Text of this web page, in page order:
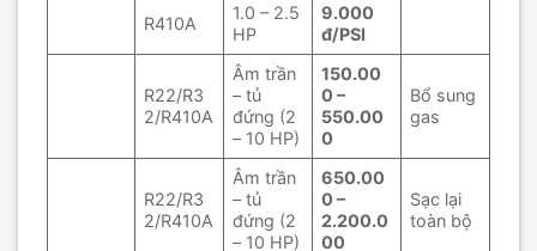
R410A
1.0 – 2.5
HP
9.000
đ/PSI
R22/R3
2/R410A
Âm trần
– tủ
đứng (2
– 10 HP)
150.00
0 –
550.00
0
Bổ sung
gas
R22/R3
2/R410A
Âm trần
– tủ
đứng (2
– 10 HP)
650.00
0 –
2.200.0
00
Sạc lại
toàn bộ